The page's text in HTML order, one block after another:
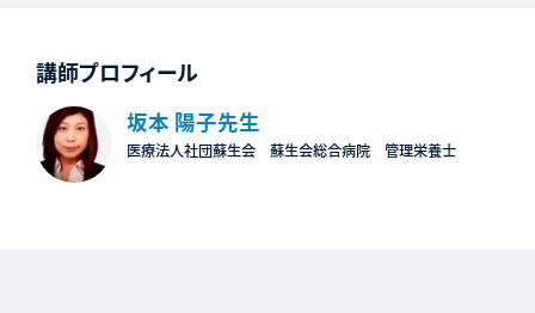
講師プロフィール
坂本 陽子先生
医療法人社団蘇生会 蘇生会総合病院 管理栄養士